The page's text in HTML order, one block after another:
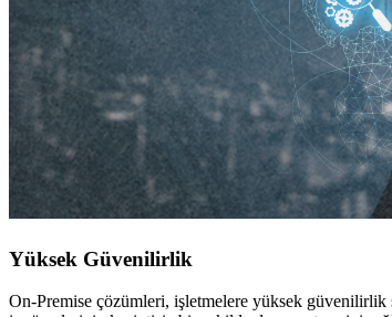
Yüksek Güvenilirlik
On-Premise çözümleri, işletmelere yüksek güvenilirlik